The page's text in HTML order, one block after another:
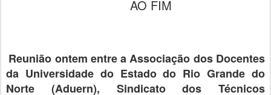
AO FIM
Reunião ontem entre a Associação dos Docentes
da Universidade do Estado do Rio Grande do
Norte (Aduern), Sindicato dos Técnicos